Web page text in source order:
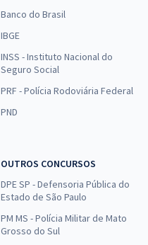
Banco do Brasil
IBGE
INSS - Instituto Nacional do
Seguro Social
PRF - Polícia Rodoviária Federal
PND
OUTROS CONCURSOS
DPE SP - Defensoria Pública do
Estado de São Paulo
PM MS - Polícia Militar de Mato
Grosso do Sul